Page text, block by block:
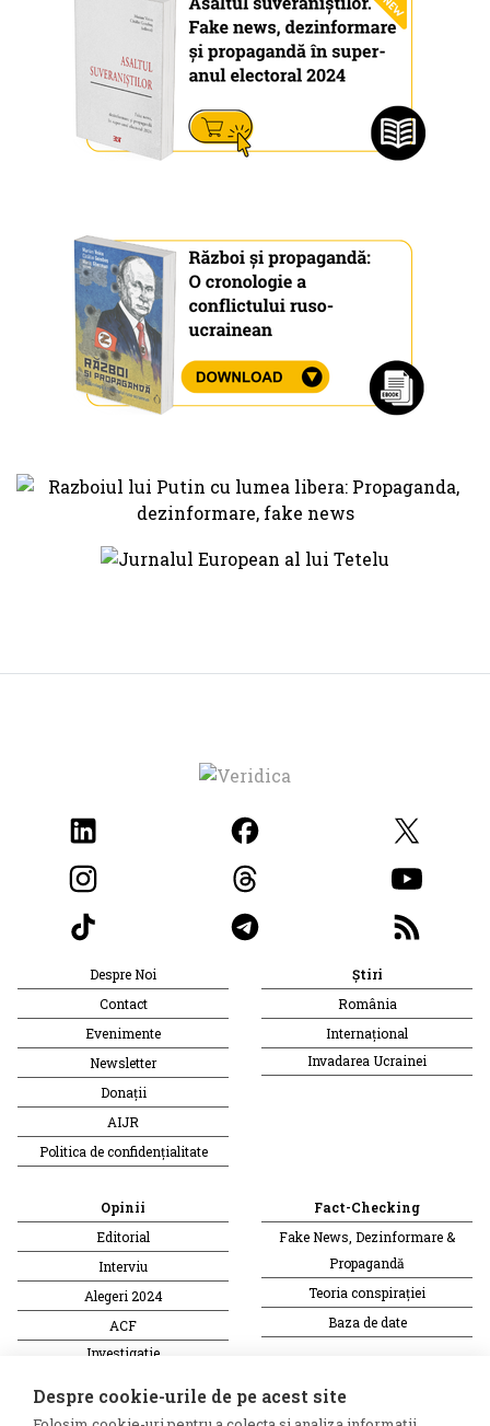
Despre Noi
Contact
Evenimente
Newsletter
Donații
AIJR
Politica de confidențialitate
Știri
România
Internațional
Invadarea Ucrainei
Opinii
Editorial
Interviu
Alegeri 2024
ACF
Investigatie
Fact-Checking
Fake News, Dezinformare &
Propagandă
Teoria conspirației
Baza de date
Despre cookie-urile de pe acest site